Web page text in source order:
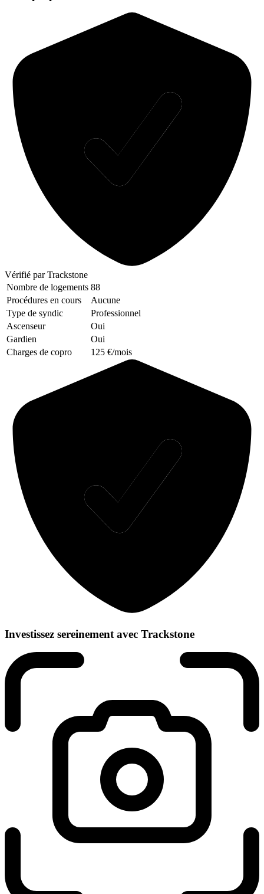
Vérifié par Trackstone
Nombre de logements 88
Procédures en cours
Aucune
Type de syndic
Professionnel
Ascenseur
Oui
Gardien
Oui
Charges de copro
125 €/mois
Investissez sereinement avec Trackstone